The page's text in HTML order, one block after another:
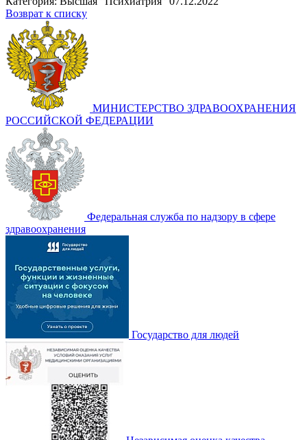
Возврат к списку
МИНИСТЕРСТВО ЗДРАВООХРАНЕНИЯ
РОССИЙСКОЙ ФЕДЕРАЦИИ
Федеральная служба по надзору в сфере
здравоохранения
Государство для людей